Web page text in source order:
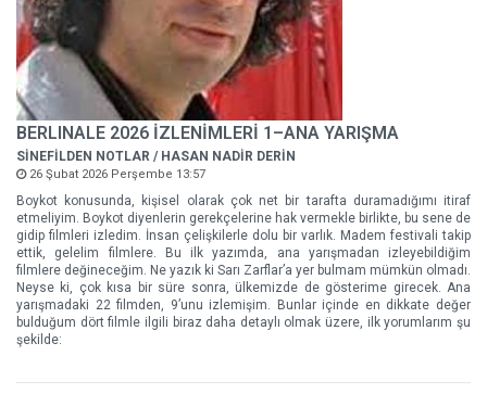
BERLINALE 2026 İZLENİMLERİ 1–ANA YARIŞMA
SİNEFİLDEN NOTLAR / HASAN NADİR DERİN
26 Şubat 2026 Perşembe 13:57
Boykot konusunda, kişisel olarak çok net bir tarafta duramadığımı itiraf
etmeliyim. Boykot diyenlerin gerekçelerine hak vermekle birlikte, bu sene de
gidip filmleri izledim. İnsan çelişkilerle dolu bir varlık. Madem festivali takip
ettik, gelelim filmlere. Bu ilk yazımda, ana yarışmadan izleyebildiğim
filmlere değineceğim. Ne yazık ki Sarı Zarflar’a yer bulmam mümkün olmadı.
Neyse ki, çok kısa bir süre sonra, ülkemizde de gösterime girecek. Ana
yarışmadaki 22 filmden, 9’unu izlemişim. Bunlar içinde en dikkate değer
bulduğum dört filmle ilgili biraz daha detaylı olmak üzere, ilk yorumlarım şu
şekilde: